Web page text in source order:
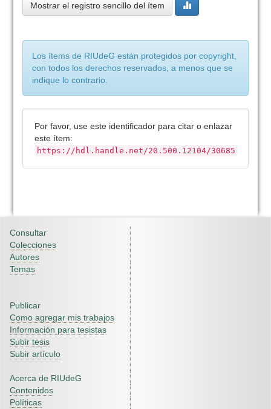
Mostrar el registro sencillo del ítem
Los ítems de RIUdeG están protegidos por copyright,
con todos los derechos reservados, a menos que se
indique lo contrario.
Por favor, use este identificador para citar o enlazar
este ítem:
https://hdl.handle.net/20.500.12104/30685
Consultar
Colecciones
Autores
Temas
Publicar
Como agregar mis trabajos
Información para tesistas
Subir tesis
Subir artículo
Acerca de RIUdeG
Contenidos
Políticas